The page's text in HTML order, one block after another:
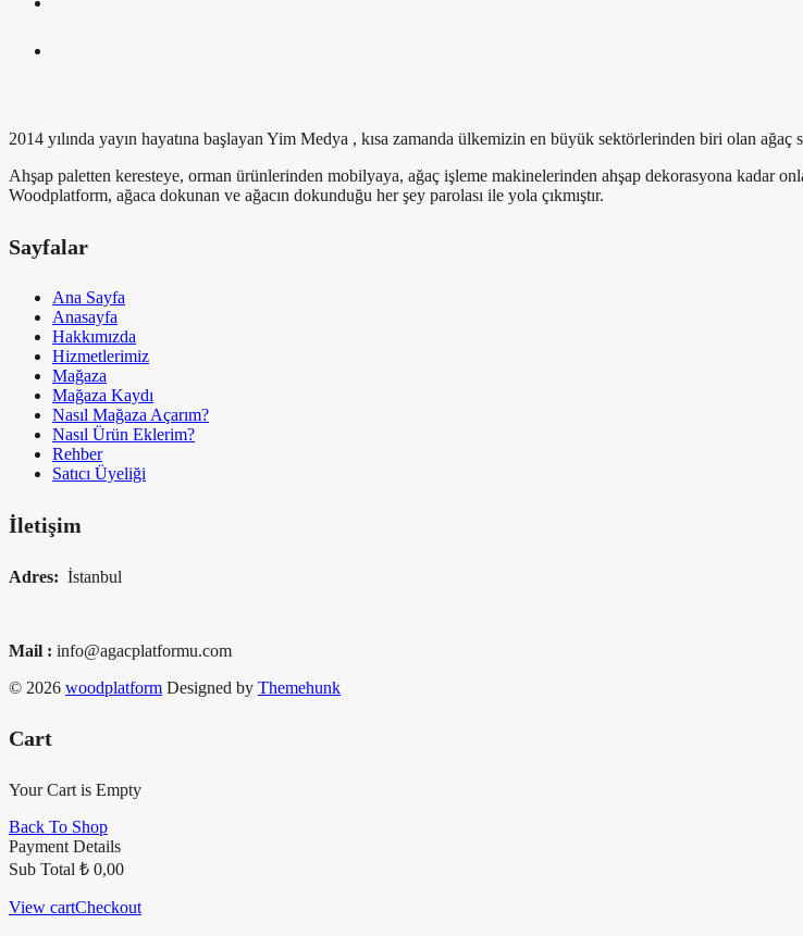
2014 yılında yayın hayatına başlayan Yim Medya , kısa zamanda ülkemizin en büyük sektörlerinden biri olan
Ahşap paletten keresteye, orman ürünlerinden mobilyaya, ağaç işleme makinelerinden ahşap dekorasyona kadar
Woodplatform, ağaca dokunan ve ağacın dokunduğu her şey parolası ile yola çıkmıştır.
Sayfalar
Ana Sayfa
Anasayfa
Hakkımızda
Hizmetlerimiz
Mağaza
Mağaza Kaydı
Nasıl Mağaza Açarım?
Nasıl Ürün Eklerim?
Rehber
Satıcı Üyeliği
İletişim
Adres: İstanbul
Mail : info@agacplatformu.com
© 2026 woodplatform Designed by Themehunk
Cart
Your Cart is Empty
Back To Shop
Payment Details
Sub Total ₺ 0,00
View cartCheckout